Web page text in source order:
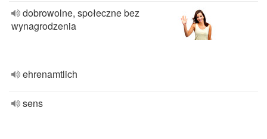
dobrowolne, społeczne bez
wynagrodzenia
ehrenamtlich
sens